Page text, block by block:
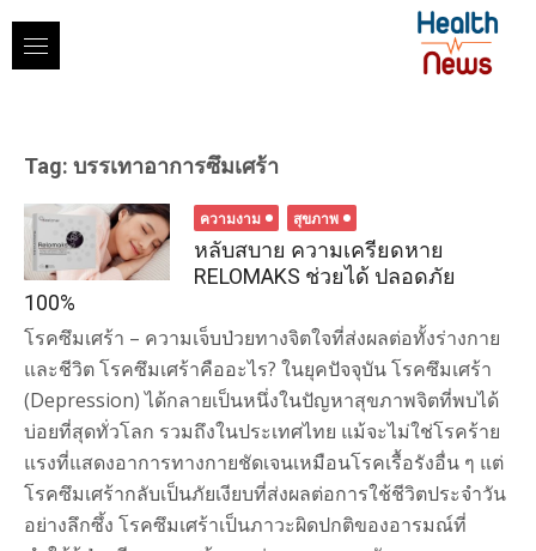
content
Tag: บรรเทาอาการซึมเศร้า
ความงาม สุขภาพ
หลับสบาย ความเครียดหาย
RELOMAKS ช่วยได้ ปลอดภัย
100%
โรคซึมเศร้า – ความเจ็บป่วยทางจิตใจที่ส่งผลต่อทั้งร่างกาย
และชีวิต โรคซึมเศร้าคืออะไร? ในยุคปัจจุบัน โรคซึมเศร้า
(Depression) ได้กลายเป็นหนึ่งในปัญหาสุขภาพจิตที่พบได้
บ่อยที่สุดทั่วโลก รวมถึงในประเทศไทย แม้จะไม่ใช่โรคร้าย
แรงที่แสดงอาการทางกายชัดเจนเหมือนโรคเรื้อรังอื่น ๆ แต่
โรคซึมเศร้ากลับเป็นภัยเงียบที่ส่งผลต่อการใช้ชีวิตประจำวัน
อย่างลึกซึ้ง โรคซึมเศร้าเป็นภาวะผิดปกติของอารมณ์ที่